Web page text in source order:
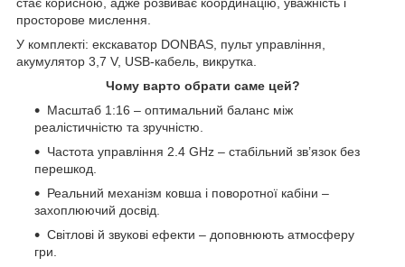
просторове мислення.
У комплекті: екскаватор DONBAS, пульт управління,
акумулятор 3,7 V, USB-кабель, викрутка.
Чому варто обрати саме цей?
Масштаб 1:16 – оптимальний баланс між
реалістичністю та зручністю.
Частота управління 2.4 GHz – стабільний зв’язок без
перешкод.
Реальний механізм ковша і поворотної кабіни –
захоплюючий досвід.
Світлові й звукові ефекти – доповнюють атмосферу
гри.